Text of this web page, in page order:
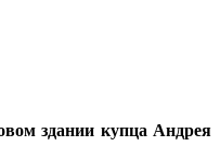
здании купца Андрея